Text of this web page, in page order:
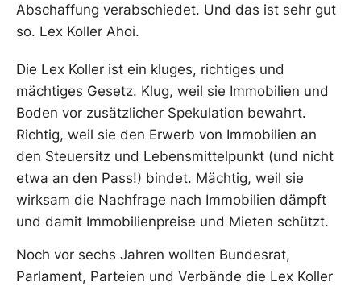
Abschaffung verabschiedet. Und das ist sehr gut
so. Lex Koller Ahoi.
Die Lex Koller ist ein kluges, richtiges und
mächtiges Gesetz. Klug, weil sie Immobilien und
Boden vor zusätzlicher Spekulation bewahrt.
Richtig, weil sie den Erwerb von Immobilien an
den Steuersitz und Lebensmittelpunkt (und nicht
etwa an den Pass!) bindet. Mächtig, weil sie
wirksam die Nachfrage nach Immobilien dämpft
und damit Immobilienpreise und Mieten schützt.
Noch vor sechs Jahren wollten Bundesrat,
Parlament, Parteien und Verbände die Lex Koller